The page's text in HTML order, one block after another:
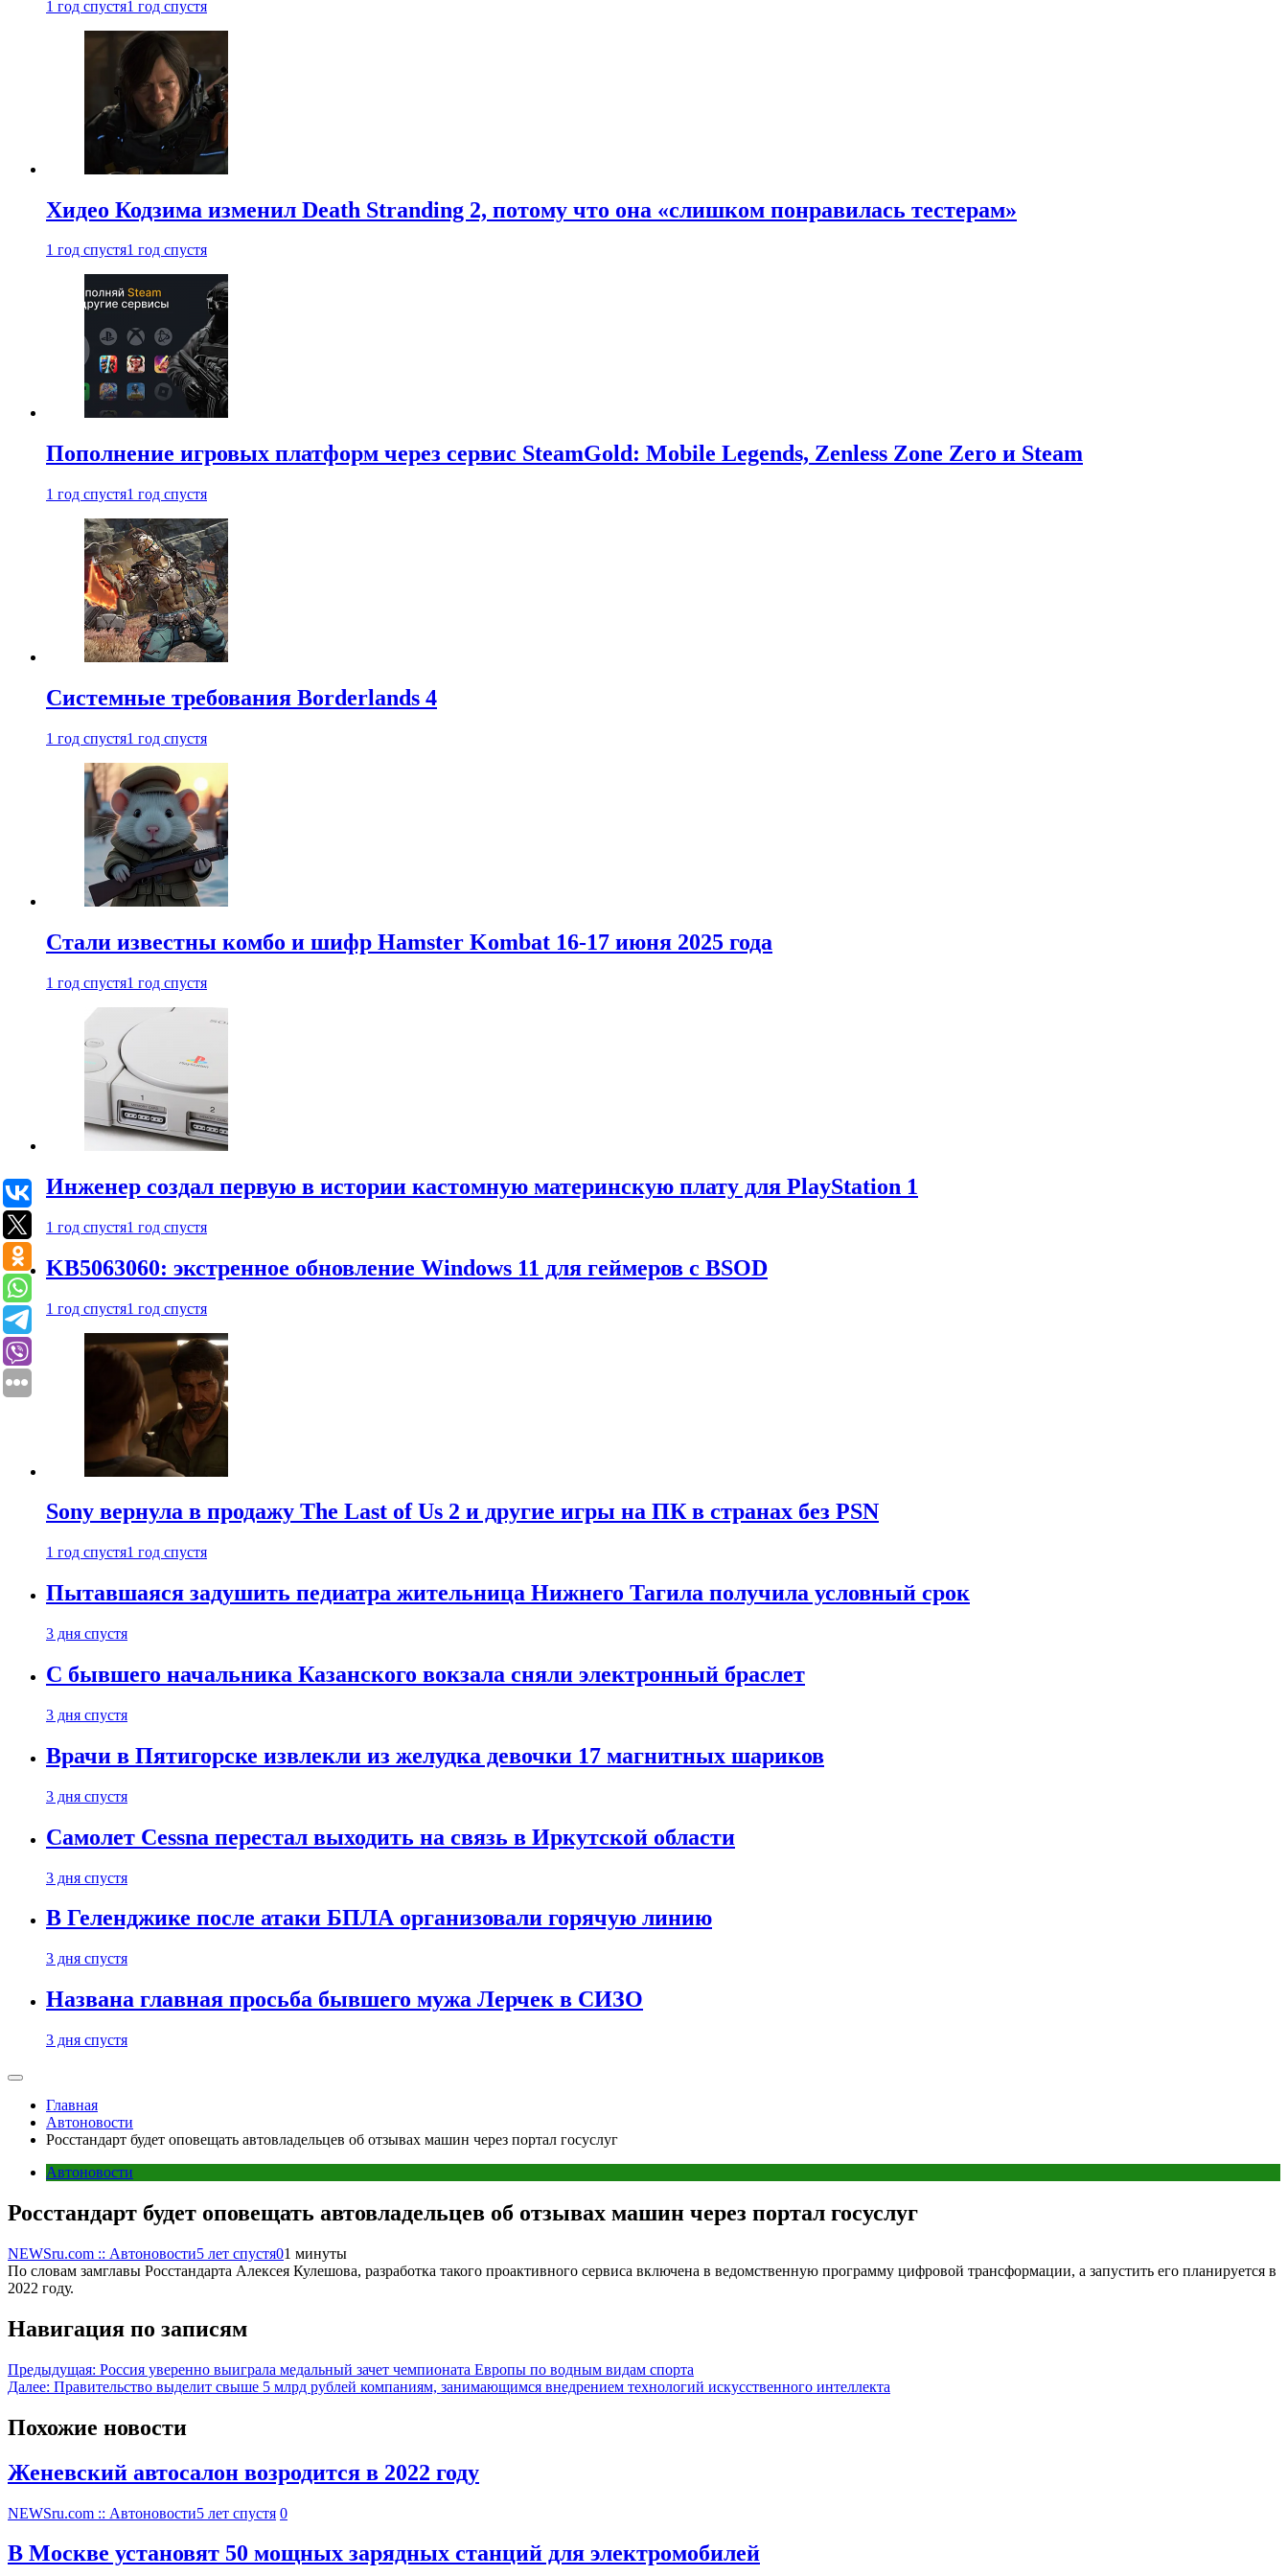
1 год спустя1 год спустя
Хидео Кодзима изменил Death Stranding 2, потому что она «слишком понравилась тестерам»
1 год спустя1 год спустя
Пополнение игровых платформ через сервис SteamGold: Mobile Legends, Zenless Zone Zero и Steam
1 год спустя1 год спустя
Системные требования Borderlands 4
1 год спустя1 год спустя
Стали известны комбо и шифр Hamster Kombat 16-17 июня 2025 года
1 год спустя1 год спустя
Инженер создал первую в истории кастомную материнскую плату для PlayStation 1
1 год спустя1 год спустя
KB5063060: экстренное обновление Windows 11 для геймеров с BSOD
1 год спустя1 год спустя
Sony вернула в продажу The Last of Us 2 и другие игры на ПК в странах без PSN
1 год спустя1 год спустя
Пытавшаяся задушить педиатра жительница Нижнего Тагила получила условный срок
3 дня спустя
С бывшего начальника Казанского вокзала сняли электронный браслет
3 дня спустя
Врачи в Пятигорске извлекли из желудка девочки 17 магнитных шариков
3 дня спустя
Самолет Cessna перестал выходить на связь в Иркутской области
3 дня спустя
В Геленджике после атаки БПЛА организовали горячую линию
3 дня спустя
Названа главная просьба бывшего мужа Лерчек в СИЗО
3 дня спустя
Главная
Автоновости
Росстандарт будет оповещать автовладельцев об отзывах машин через портал госуслуг
Автоновости
Росстандарт будет оповещать автовладельцев об отзывах машин через портал госуслуг
NEWSru.com :: Автоновости5 лет спустя01 минуты
По словам замглавы Росстандарта Алексея Кулешова, разработка такого проактивного сервиса включена в ведомственную программу цифровой трансформации, а запустить его планируется в
2022 году.
Навигация по записям
Предыдущая: Россия уверенно выиграла медальный зачет чемпионата Европы по водным видам спорта
Далее: Правительство выделит свыше 5 млрд рублей компаниям, занимающимся внедрением технологий искусственного интеллекта
Похожие новости
Женевский автосалон возродится в 2022 году
NEWSru.com :: Автоновости5 лет спустя 0
В Москве установят 50 мощных зарядных станций для электромобилей